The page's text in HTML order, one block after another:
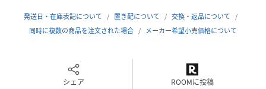
ジーケア性、コンフォートな着心地、そしてより美しい見た
目を目指したアイテム。＜Retention System＞という胸増
発送日・在庫表記について 置き配について
交換・返品について
同時に複数の商品を注文された場合
メーカー希望小売価格について
シェア ROOMに投稿